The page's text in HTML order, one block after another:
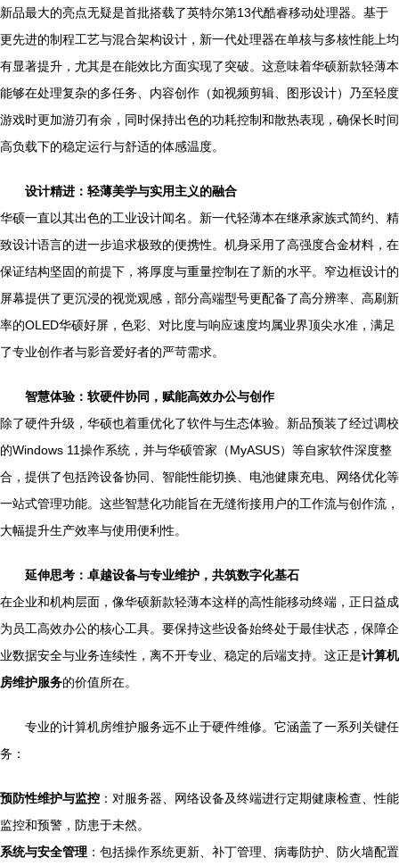
新品最大的亮点无疑是首批搭载了英特尔第13代酷睿移动处理器。基于
更先进的制程工艺与混合架构设计，新一代处理器在单核与多核性能上均
有显著提升，尤其是在能效比方面实现了突破。这意味着华硕新款轻薄本
能够在处理复杂的多任务、内容创作（如视频剪辑、图形设计）乃至轻度
游戏时更加游刃有余，同时保持出色的功耗控制和散热表现，确保长时间
高负载下的稳定运行与舒适的体感温度。
设计精进：轻薄美学与实用主义的融合
华硕一直以其出色的工业设计闻名。新一代轻薄本在继承家族式简约、精
致设计语言的进一步追求极致的便携性。机身采用了高强度合金材料，在
保证结构坚固的前提下，将厚度与重量控制在了新的水平。窄边框设计的
屏幕提供了更沉浸的视觉观感，部分高端型号更配备了高分辨率、高刷新
率的OLED华硕好屏，色彩、对比度与响应速度均属业界顶尖水准，满足
了专业创作者与影音爱好者的严苛需求。
智慧体验：软硬件协同，赋能高效办公与创作
除了硬件升级，华硕也着重优化了软件与生态体验。新品预装了经过调校
的Windows 11操作系统，并与华硕管家（MyASUS）等自家软件深度整
合，提供了包括跨设备协同、智能性能切换、电池健康充电、网络优化等
一站式管理功能。这些智慧化功能旨在无缝衔接用户的工作流与创作流，
大幅提升生产效率与使用便利性。
延伸思考：卓越设备与专业维护，共筑数字化基石
在企业和机构层面，像华硕新款轻薄本这样的高性能移动终端，正日益成
为员工高效办公的核心工具。要保持这些设备始终处于最佳状态，保障企
业数据安全与业务连续性，离不开专业、稳定的后端支持。这正是计算机
房维护服务的价值所在。
专业的计算机房维护服务远不止于硬件维修。它涵盖了一系列关键任
务：
预防性维护与监控 ：对服务器、网络设备及终端进行定期健康检查、性能
监控和预警，防患于未然。
系统与安全管理 ：包括操作系统更新、补丁管理、病毒防护、防火墙配置